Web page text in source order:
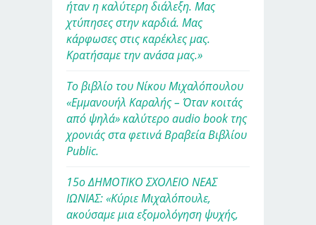
ήταν η καλύτερη διάλεξη. Μας
χτύπησες στην καρδιά. Μας
κάρφωσες στις καρέκλες μας.
Κρατήσαμε την ανάσα μας.»
Το βιβλίο του Νίκου Μιχαλόπουλου
«Εμμανουήλ Καραλής – Όταν κοιτάς
από ψηλά» καλύτερο audio book της
χρονιάς στα φετινά Βραβεία Βιβλίου
Public.
15ο ΔΗΜΟΤΙΚΟ ΣΧΟΛΕΙΟ ΝΕΑΣ
ΙΩΝΙΑΣ: «Κύριε Μιχαλόπουλε,
ακούσαμε μια εξομολόγηση ψυχής,